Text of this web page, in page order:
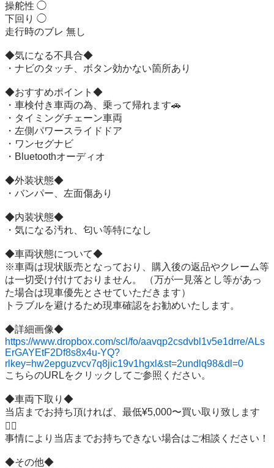
操舵性 ◯
下回り ◯
走行時のブレ 無し
◆気になる不具合◆
・ナビのタッチ、ボタン効かない箇所あり
◆おすすめポイント◆
・車検付き車両の為、乗って帰れます🚗
・タイミングチェーン車両
・左側パワースライドドア
・ワンセグナビ
・Bluetoothオーディオ
◆外装状態◆
・バンパー、左面傷あり
◆内装状態◆
・気になる汚れ、匂い等特になし
◆車両状態について◆
※車両は現状販売となっており、購入後の返品やクレーム等
は一切受け付けておりません。 （万が一見落とし等があっ
た場合は現車優先とさせていただきます）
トラブルを避けるため現車確認をお勧めいたします。
https://www.dropbox.com/scl/fo/aavqp2csdvbl1v5e1drre/ALs
ErGAYEtF2Df8s8x4u-YQ?
rlkey=hw2epguzvcv7q8jic19v1hgxl&st=2undlq98&dl=0
こちらのURLをクリックしてご参照ください。
◆車両下取り◆
当店までお持ち頂ければ、最低¥5,000〜買い取り致します
🙆‍♂️
事情により当店までお持ちできない場合はご相談ください！
◆その他◆